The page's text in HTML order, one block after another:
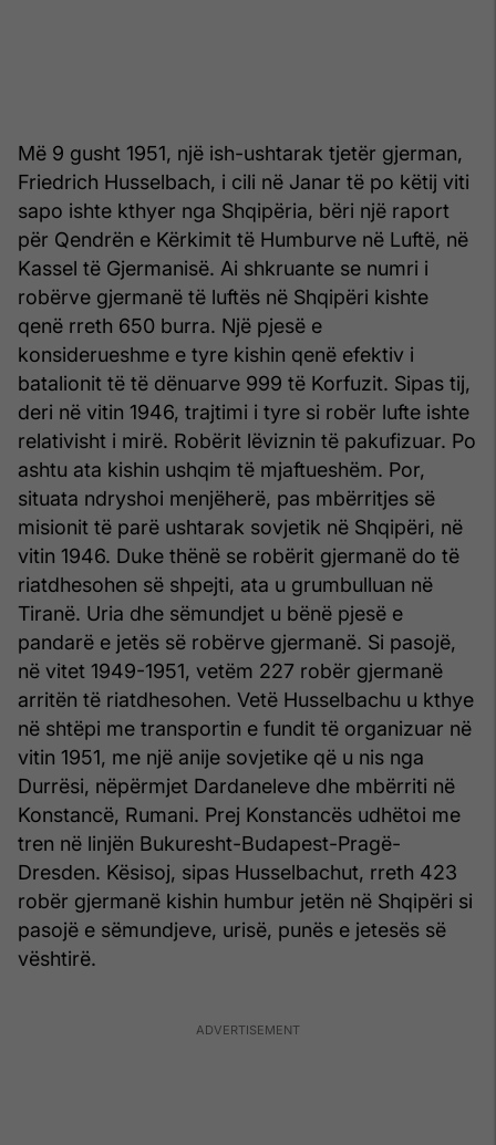
Më 9 gusht 1951, një ish-ushtarak tjetër gjerman,
Friedrich Husselbach, i cili në Janar të po këtij viti
sapo ishte kthyer nga Shqipëria, bëri një raport
për Qendrën e Kërkimit të Humburve në Luftë, në
Kassel të Gjermanisë. Ai shkruante se numri i
robërve gjermanë të luftës në Shqipëri kishte
qenë rreth 650 burra. Një pjesë e
konsiderueshme e tyre kishin qenë efektiv i
batalionit të të dënuarve 999 të Korfuzit. Sipas tij,
deri në vitin 1946, trajtimi i tyre si robër lufte ishte
relativisht i mirë. Robërit lëviznin të pakufizuar. Po
ashtu ata kishin ushqim të mjaftueshëm. Por,
situata ndryshoi menjëherë, pas mbërritjes së
misionit të parë ushtarak sovjetik në Shqipëri, në
vitin 1946. Duke thënë se robërit gjermanë do të
riatdhesohen së shpejti, ata u grumbulluan në
Tiranë. Uria dhe sëmundjet u bënë pjesë e
pandarë e jetës së robërve gjermanë. Si pasojë,
në vitet 1949-1951, vetëm 227 robër gjermanë
arritën të riatdhesohen. Vetë Husselbachu u kthye
në shtëpi me transportin e fundit të organizuar në
vitin 1951, me një anije sovjetike që u nis nga
Durrësi, nëpërmjet Dardaneleve dhe mbërriti në
Konstancë, Rumani. Prej Konstancës udhëtoi me
tren në linjën Bukuresht-Budapest-Pragë-
Dresden. Kësisoj, sipas Husselbachut, rreth 423
robër gjermanë kishin humbur jetën në Shqipëri si
pasojë e sëmundjeve, urisë, punës e jetesës së
vështirë.